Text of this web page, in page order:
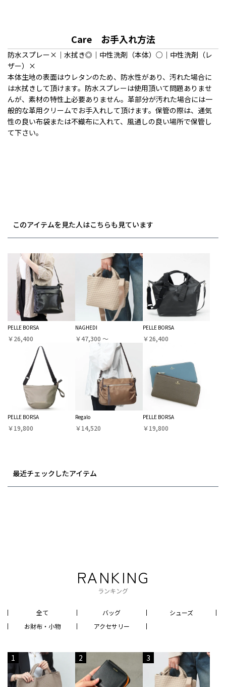
Care お手入れ方法
防水スプレー×｜水拭き◎｜中性洗剤（本体）○｜中性洗剤（レ
ザー）×
本体生地の表面はウレタンのため、防水性があり、汚れた場合に
は水拭きして頂けます。防水スプレーは使用頂いて問題ありませ
んが、素材の特性上必要ありません。革部分が汚れた場合には一
般的な革用クリームでお手入れして頂けます。保管の際は、通気
性の良い布袋または不織布に入れて、風通しの良い場所で保管し
て下さい。
このアイテムを見た人はこちらも見ています
PELLE BORSA
￥26,400
NAGHEDI
￥47,300 〜
PELLE BORSA
￥26,400
PELLE BORSA
￥19,800
Regalo
￥14,520
PELLE BORSA
￥19,800
最近チェックしたアイテム
RANKING
ランキング
全て バッグ
シューズ
お財布・小物
アクセサリー
1 2 3